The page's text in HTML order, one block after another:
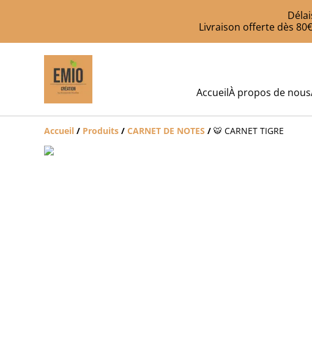
Livraison offerte dès
AccueilÀ propos de nous
Accueil / Produits / CARNET DE NOTES / 🐯 CARNET TIGRE